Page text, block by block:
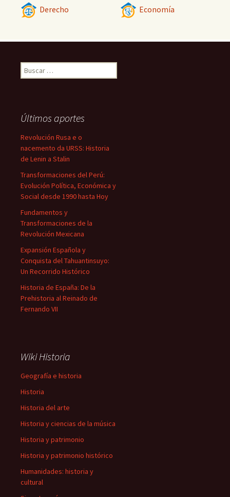
Derecho Economía
Buscar:
Últimos aportes
Revolución Rusa e o
nacemento da URSS: Historia
de Lenin a Stalin
Transformaciones del Perú:
Evolución Política, Económica y
Social desde 1990 hasta Hoy
Fundamentos y
Transformaciones de la
Revolución Mexicana
Expansión Española y
Conquista del Tahuantinsuyo:
Un Recorrido Histórico
Historia de España: De la
Prehistoria al Reinado de
Fernando VII
Wiki Historia
Geografía e historia
Historia
Historia del arte
Historia y ciencias de la música
Historia y patrimonio
Historia y patrimonio histórico
Humanidades: historia y
cultural